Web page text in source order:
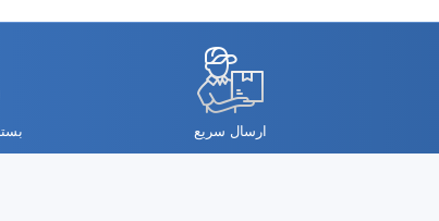
ارسال سریع